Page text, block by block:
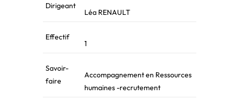
Dirigeant
Léa RENAULT
Effectif
1
Savoir-
faire
Accompagnement en Ressources
humaines -recrutement